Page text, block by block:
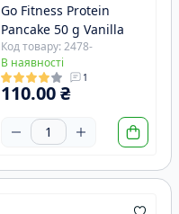
Go Fitness Protein
Pancake 50 g Vanilla
Код товару: 2478-
В наявності
1
110.00 ₴